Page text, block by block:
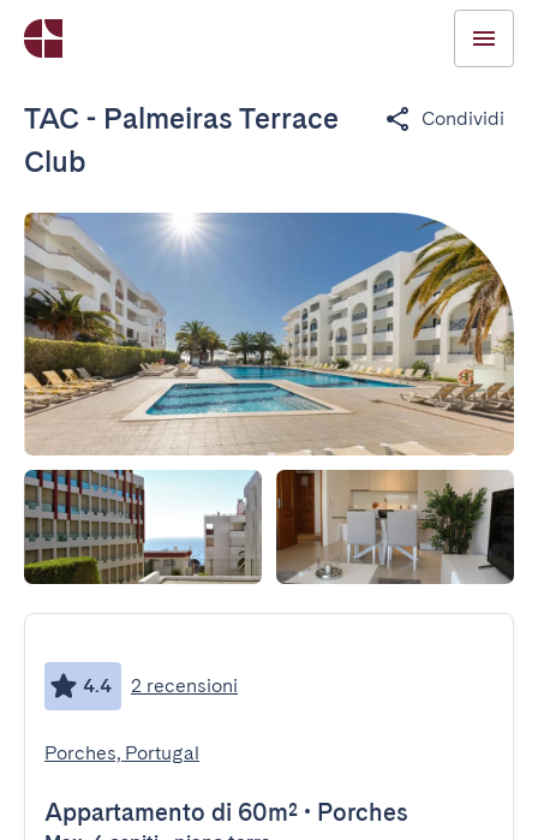
TAC - Palmeiras Terrace
Club
Condividi
4.4 2 recensioni
Porches, Portugal
Appartamento di 60m² • Porches